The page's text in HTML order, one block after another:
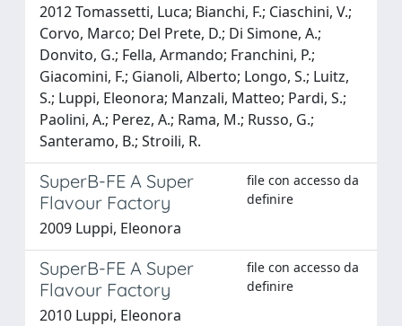
2012 Tomassetti, Luca; Bianchi, F.; Ciaschini, V.;
Corvo, Marco; Del Prete, D.; Di Simone, A.;
Donvito, G.; Fella, Armando; Franchini, P.;
Giacomini, F.; Gianoli, Alberto; Longo, S.; Luitz,
S.; Luppi, Eleonora; Manzali, Matteo; Pardi, S.;
Paolini, A.; Perez, A.; Rama, M.; Russo, G.;
Santeramo, B.; Stroili, R.
SuperB-FE A Super
Flavour Factory
file con accesso da
definire
2009 Luppi, Eleonora
SuperB-FE A Super
Flavour Factory
file con accesso da
definire
2010 Luppi, Eleonora